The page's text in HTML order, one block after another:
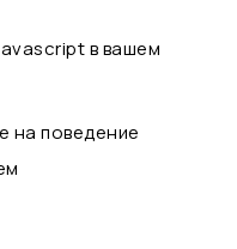
в вашем
на поведение